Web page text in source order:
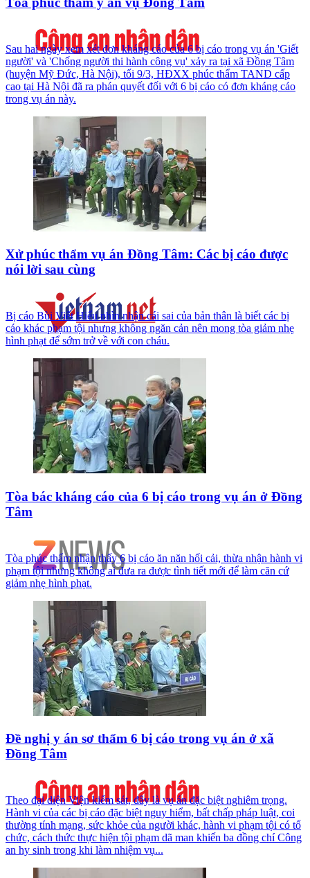
Sau hai ngày xem xét đơn kháng cáo của 6 bị cáo trong vụ án 'Giết
người' và 'Chống người thi hành công vụ' xảy ra tại xã Đồng Tâm
(huyện Mỹ Đức, Hà Nội), tối 9/3, HĐXX phúc thẩm TAND cấp
cao tại Hà Nội đã ra phán quyết đối với 6 bị cáo có đơn kháng cáo
trong vụ án này.
Xử phúc thẩm vụ án Đồng Tâm: Các bị cáo được
nói lời sau cùng
Bị cáo Bùi Viết Hiểu nhìn nhận cái sai của bản thân là biết các bị
cáo khác phạm tội nhưng không ngăn cản nên mong tòa giảm nhẹ
hình phạt để sớm trở về với con cháu.
Tòa bác kháng cáo của 6 bị cáo trong vụ án ở Đồng
Tâm
Tòa phúc thẩm nhận thấy 6 bị cáo ăn năn hối cải, thừa nhận hành vi
phạm tội nhưng không ai đưa ra được tình tiết mới để làm căn cứ
giảm nhẹ hình phạt.
Đề nghị y án sơ thẩm 6 bị cáo trong vụ án ở xã
Đồng Tâm
Theo đại diện Viện kiểm sát, đây là vụ án đặc biệt nghiêm trọng.
Hành vi của các bị cáo đặc biệt nguy hiểm, bất chấp pháp luật, coi
thường tính mạng, sức khỏe của người khác, hành vi phạm tội có tổ
chức, cách thức thực hiện tội phạm dã man khiến ba đồng chí Công
an hy sinh trong khi làm nhiệm vụ...